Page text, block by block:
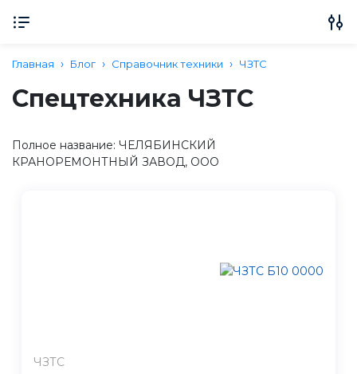
Главная Блог Справочник техники ЧЗТС
Спецтехника ЧЗТС
Полное название: ЧЕЛЯБИНСКИЙ
КРАНОРЕМОНТНЫЙ ЗАВОД, ООО
ЧЗТС